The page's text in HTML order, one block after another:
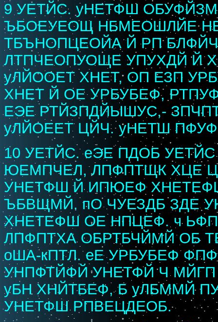
9 УЕТЙС. уНЕТФШ
ЪБОЕУЕОЩ НБМЕОШЛЙЕ
ТБЪНОПЦЕОЙА Й РП
ЛТПЧЕОПУОЩЕ УПУХДЙ Й
уЛЙООЕТ ХНЕТ, ОП ЕЗП
ХНЕТ Й ОЕ УРБУБЕФ,
ЕЭЕ РТЙЗПДЙЫШУС,-
уЛЙОЕЕТ ЦЙЧ. уНЕТШ
10 УЕТЙС. еЭЕ ПДОБ
ЮЕМПЧЕЛ, ЛПФПТЩК ХЦЕ
УНЕТФШ Й ИПЮЕФ
ЪБВЩМЙ. пО ЧУЕЗДБ ЗДЕ
ХНЕТЕФШ ОЕ НПЦЕФ. ч
ЛПФПТХА ОБРТБЧЙМЙ ОБ
оША-кПТЛ. еЕ УРБУБЕФ
УНПФТЙФЙ УНЕТФЙ Ч
уБН ХНЙТБЕФ, Б уЛБММЙ
УНЕТФШ РПВЕЦДЕОБ.